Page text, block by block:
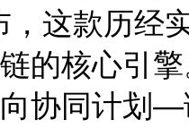
，这款历经
的核心引
协同计划